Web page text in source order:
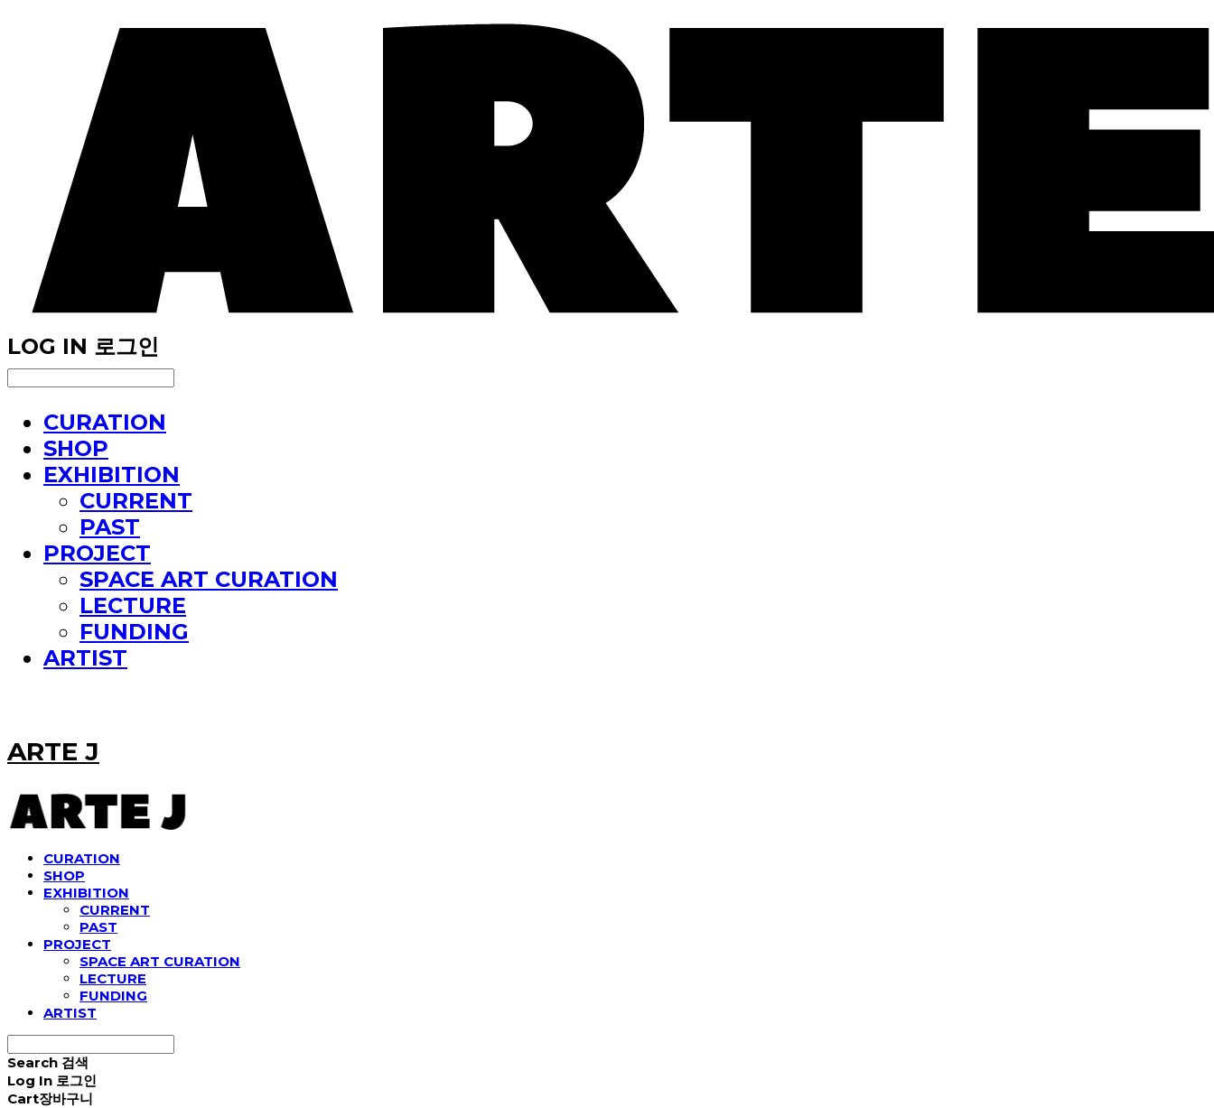
LOG IN 로그인
CURATION
SHOP
EXHIBITION
CURRENT
PAST
PROJECT
SPACE ART CURATION
LECTURE
FUNDING
ARTIST
ARTE J
CURATION
SHOP
EXHIBITION
CURRENT
PAST
PROJECT
SPACE ART CURATION
LECTURE
FUNDING
ARTIST
Search 검색
Log In 로그인
Cart장바구니